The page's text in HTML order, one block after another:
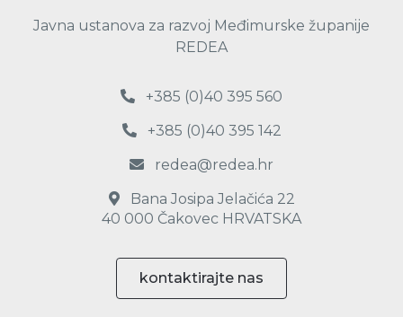
Javna ustanova za razvoj Međimurske županije
REDEA
+385 (0)40 395 560
+385 (0)40 395 142
redea@redea.hr
Bana Josipa Jelačića 22
40 000 Čakovec HRVATSKA
kontaktirajte nas